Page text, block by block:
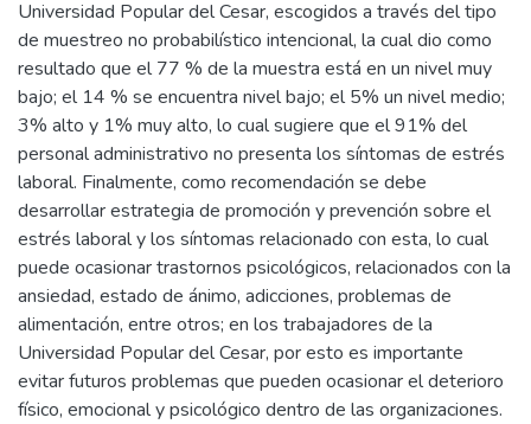
Universidad Popular del Cesar, escogidos a través del tipo
de muestreo no probabilístico intencional, la cual dio como
resultado que el 77 % de la muestra está en un nivel muy
bajo; el 14 % se encuentra nivel bajo; el 5% un nivel medio;
3% alto y 1% muy alto, lo cual sugiere que el 91% del
personal administrativo no presenta los síntomas de estrés
laboral. Finalmente, como recomendación se debe
desarrollar estrategia de promoción y prevención sobre el
estrés laboral y los síntomas relacionado con esta, lo cual
puede ocasionar trastornos psicológicos, relacionados con la
ansiedad, estado de ánimo, adicciones, problemas de
alimentación, entre otros; en los trabajadores de la
Universidad Popular del Cesar, por esto es importante
evitar futuros problemas que pueden ocasionar el deterioro
físico, emocional y psicológico dentro de las organizaciones.